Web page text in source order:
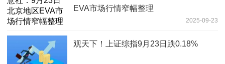
EVA市场行情窄幅整理
2025-09-23
观天下！上证综指9月23日跌0.18%